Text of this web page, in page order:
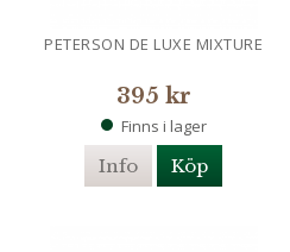
PETERSON DE LUXE MIXTURE
395 kr
Finns i lager
Info Köp